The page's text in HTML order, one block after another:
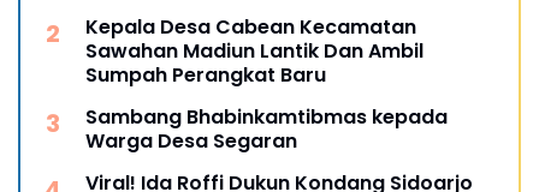
Kepala Desa Cabean Kecamatan
Sawahan Madiun Lantik Dan Ambil
Sumpah Perangkat Baru
Sambang Bhabinkamtibmas kepada
Warga Desa Segaran
Viral! Ida Roffi Dukun Kondang Sidoarjo